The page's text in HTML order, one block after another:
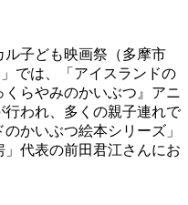
子ども映画祭（多摩市
では、「アイスランドの
らやみのかいぶつ』アニ
われ、多くの親子連れで
かいぶつ絵本シリーズ」
代表の前田君江さんにお